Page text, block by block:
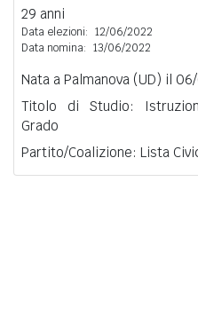
29 anni
Data elezioni: 12/06/2022
Data nomina: 13/06/2022
Nata a Palmanova (UD) il
Titolo di Studio:
Grado
Partito/Coalizione: Lista